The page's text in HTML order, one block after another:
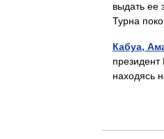
выдать ее
Турна
Кабуа,
находясь